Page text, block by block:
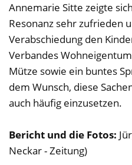
Annemarie Sitte zeigte
Resonanz sehr zufrieden
Verabschiedung den
Verbandes
Mütze sowie ein buntes
dem Wunsch, diese
auch häufig einzusetzen.
Bericht und die Fotos:
Neckar - Zeitung)